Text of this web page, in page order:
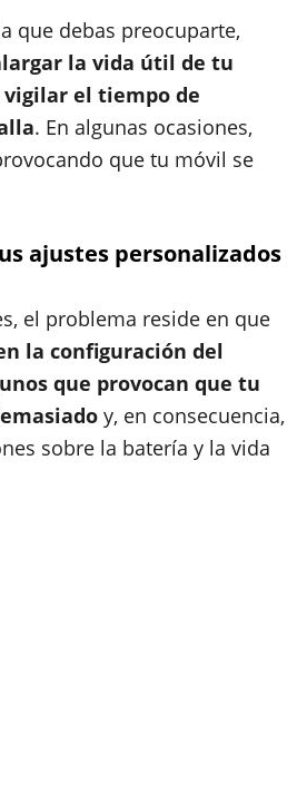
que debas preocuparte,
la vida útil de tu
el tiempo de
. En algunas ocasiones,
que tu móvil se
ajustes personalizados
el problema reside en que
la configuración del
que provocan que tu
y, en consecuencia,
sobre la batería y la vida